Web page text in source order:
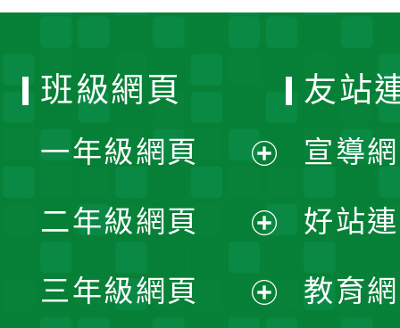
班級網頁
一年級網頁
開
選
二年級網頁
開
三年級網頁
友站
宣導
好站
教育